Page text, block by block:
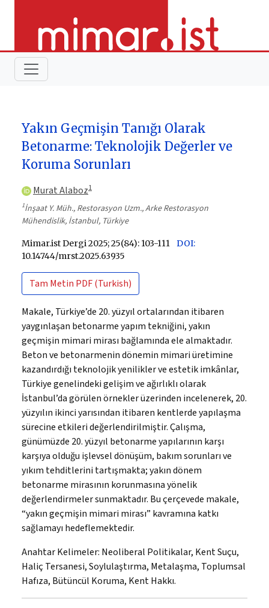
Yakın Geçmişin Tanığı Olarak
Betonarme: Teknolojik Değerler ve
Koruma Sorunları
Murat Alaboz1
1İnşaat Y. Müh., Restorasyon Uzm., Arke Restorasyon
Mühendislik, İstanbul, Türkiye
Mimar.ist Dergi 2025; 25(84): 103-111
DOI:
10.14744/mrst.2025.63935
Tam Metin PDF (Turkish)
Makale, Türkiye’de 20. yüzyıl ortalarından itibaren
yaygınlaşan betonarme yapım tekniğini, yakın
geçmişin mimari mirası bağlamında ele almaktadır.
Beton ve betonarmenin dönemin mimari üretimine
kazandırdığı teknolojik yenilikler ve estetik imkânlar,
Türkiye genelindeki gelişim ve ağırlıklı olarak
İstanbul’da görülen örnekler üzerinden incelenerek, 20.
yüzyılın ikinci yarısından itibaren kentlerde yapılaşma
sürecine etkileri değerlendirilmiştir. Çalışma,
günümüzde 20. yüzyıl betonarme yapılarının karşı
karşıya olduğu işlevsel dönüşüm, bakım sorunları ve
yıkım tehditlerini tartışmakta; yakın dönem
betonarme mirasının korunmasına yönelik
değerlendirmeler sunmaktadır. Bu çerçevede makale,
“yakın geçmişin mimari mirası” kavramına katkı
sağlamayı hedeflemektedir.
Anahtar Kelimeler: Neoliberal Politikalar, Kent Suçu,
Haliç Tersanesi, Soylulaştırma, Metalaşma, Toplumsal
Hafıza, Bütüncül Koruma, Kent Hakkı.